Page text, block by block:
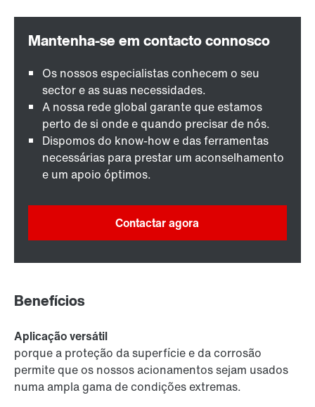
Os nossos especialistas conhecem o seu
sector e as suas necessidades.
A nossa rede global garante que estamos
perto de si onde e quando precisar de nós.
Dispomos do know-how e das ferramentas
necessárias para prestar um aconselhamento
e um apoio óptimos.
Contactar agora
Benefícios
Aplicação versátil
porque a proteção da superfície e da corrosão
permite que os nossos acionamentos sejam usados
numa ampla gama de condições extremas.